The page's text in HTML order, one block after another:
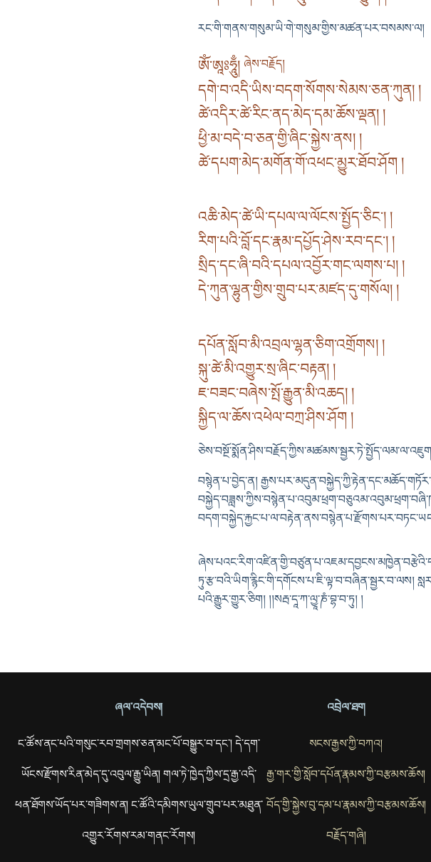
རང་གི་གནས་གསུམ་ཡི་གེ་གསུམ་གྱིས་མཚན་པར་བསམས་ལ།
ཨོཾ་ཨཱཿཧཱུྃ། ཞེས་བརྗོད།
དགེ་བ་འདི་ཡིས་བདག་སོགས་སེམས་ཅན་ཀུན། །
ཚེ་འདིར་ཚེ་རིང་ནད་མེད་དམ་ཆོས་ལྡན། །
ཕྱི་མ་བདེ་བ་ཅན་གྱི་ཞིང་སྐྱེས་ནས། །
ཚེ་དཔག་མེད་མགོན་གོ་འཕང་མྱུར་ཐོབ་ཤོག །
འཆི་མེད་ཚེ་ཡི་དཔལ་ལ་ལོངས་སྤྱོད་ཅིང་། །
རིག་པའི་བློ་དང་རྣམ་དཔྱོད་ཤེས་རབ་དང་། །
སྲིད་དང་ཞི་བའི་དཔལ་འབྱོར་གང་ལགས་པ། །
དེ་ཀུན་ལྷུན་གྱིས་གྲུབ་པར་མཛད་དུ་གསོལ། །
དཔོན་སློབ་མི་འབྲལ་ལྷན་ཅིག་འགྲོགས། །
སྐུ་ཚེ་མི་འགྱུར་སྲ་ཞིང་བརྟན། །
ཇ་བཟང་བཞེས་སྤོ་རྒྱུན་མི་འཆད། །
སྐྱིད་ལ་ཆོས་འཕེལ་བཀྲ་ཤིས་ཤོག །
ཅེས་བསྔོ་སྨོན་ཤིས་བརྗོད་ཀྱིས་མཚམས་སྦྱར་ཏེ་སྤྱོད་ལམ་ལ་འཇུག
བསྙེན་པ་བྱེད་ན།
ཏུ་རྩ་བའི་ཡིག་རྙིང་གི་དགོངས་པ་ཇི་ལྟ་བ་བཞིན་སྦྱར་བ་ལས།
པའི་རྒྱུར་གྱུར་ཅིག། །།སརྦ་དཱ་ཀ་ལྱཱ་ཎཾ་བྷ་བ་ཏུ། །
ཞལ་འདེབས།
ང་ཚོས་ནང་པའི་གསུང་རབ་གྲགས་ཅན་མང་པོ་བསྒྱུར་བ་དང་། དེ་དག་
ཡོངས་རྫོགས་རིན་མེད་དུ་འབུལ་རྒྱུ་ཡིན། གལ་ཏེ་ཁྱེད་ཀྱིས་དྲ་རྒྱ་འདི་
ཕན་ཐོགས་ཡོད་པར་གཟིགས་ན། ང་ཚོའི་དམིགས་ཡུལ་གྲུབ་པར་མཐུན་
འགྱུར་རོགས་རམ་གནང་རོགས།
འབྲེལ་ཐག
སངས་རྒྱས་ཀྱི་བཀའ།
རྒྱ་གར་གྱི་སློབ་དཔོན་རྣམས་ཀྱི་བརྩམས་ཆོས།
བོད་གྱི་སྐྱེས་བུ་དམ་པ་རྣམས་ཀྱི་བརྩམས་ཆོས།
བརྗོད་གཞི།